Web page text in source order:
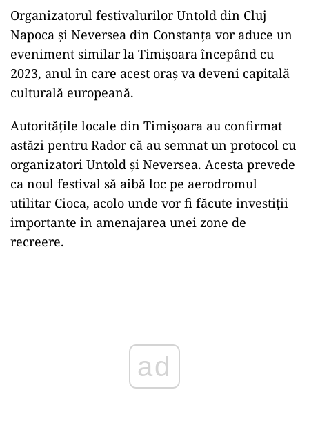
Organizatorul festivalurilor Untold din Cluj
Napoca și Neversea din Constanța vor aduce un
eveniment similar la Timișoara începând cu
2023, anul în care acest oraș va deveni capitală
culturală europeană.
Autoritățile locale din Timișoara au confirmat
astăzi pentru Rador că au semnat un protocol cu
organizatori Untold și Neversea. Acesta prevede
ca noul festival să aibă loc pe aerodromul
utilitar Cioca, acolo unde vor fi făcute investiții
importante în amenajarea unei zone de
recreere.